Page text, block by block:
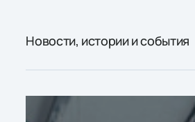
Новости, истории и события